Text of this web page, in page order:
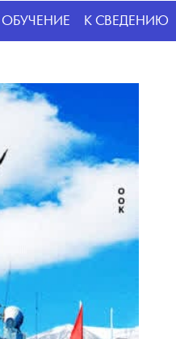
К СВЕДЕНИЮ